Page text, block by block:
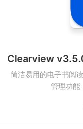
简洁易用的电子书阅
管理功能